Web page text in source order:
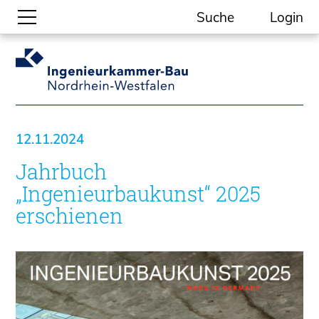
Suche
Gesellschaftliche Themen
Aktuelle Meldungen
Kein Ding ohne ING.
Ingenieurkammer-Bau NRW
Willkommen bei der Kammer
Aufgaben
Gremien
Geschäftsstelle
Mitgliedschaft
Veranstaltungsformate
Unsere Publikationen
Login
12.11.2024
Jahrbuch
„Ingenieurbaukunst“ 2025
erschienen